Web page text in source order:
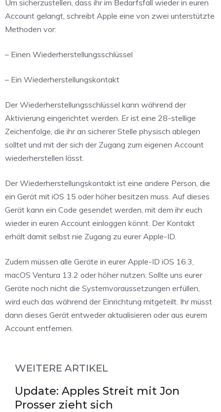
Um sicherzustellen, dass ihr im Bedarfsfall wieder in euren
Account gelangt, schreibt Apple eine von zwei unterstützte
Methoden vor:
– Einen Wiederherstellungsschlüssel
– Ein Wiederherstellungskontakt
Der Wiederherstellungsschlüssel kann während der
Aktivierung eingerichtet werden. Er ist eine 28-stellige
Zeichenfolge, die ihr an sicherer Stelle physisch ablegen
solltet und mit der sich der Zugang zum eigenen Account
wiederherstellen lässt.
Der Wiederherstellungskontakt ist eine andere Person, die
ein Gerät mit iOS 15 oder höher besitzen muss. Auf dieses
Gerät kann ein Code gesendet werden, mit dem ihr euch
wieder in euren Account einloggen könnt. Der Kontakt
erhält damit selbst nie Zugang zu eurer Apple-ID.
Zudem müssen alle Geräte in eurer Apple-ID iOS 16.3,
macOS Ventura 13.2 oder höher nutzen. Sollte uns eurer
Geräte noch nicht die Systemvoraussetzungen erfüllen,
wird euch das während der Einrichtung mitgeteilt. Ihr müsst
dann dieses Gerät entweder aktualisieren oder aus eurem
Account entfernen.
WEITERE ARTIKEL
Update: Apples Streit mit Jon
Prosser zieht sich